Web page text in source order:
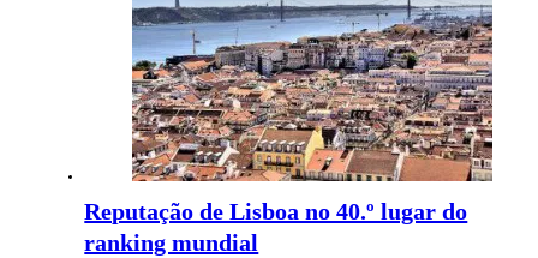
Reputação de Lisboa no 40.º lugar do
ranking mundial